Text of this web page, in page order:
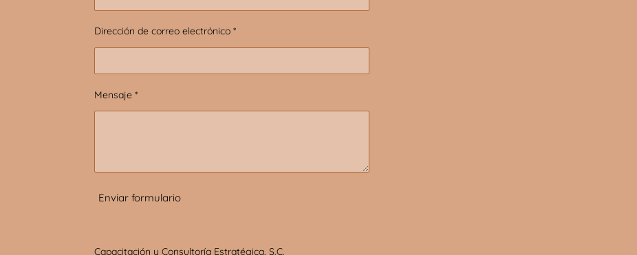
Dirección de correo electrónico *
Mensaje *
Enviar formulario
Capacitación y Consultoría Estratégica, S.C.